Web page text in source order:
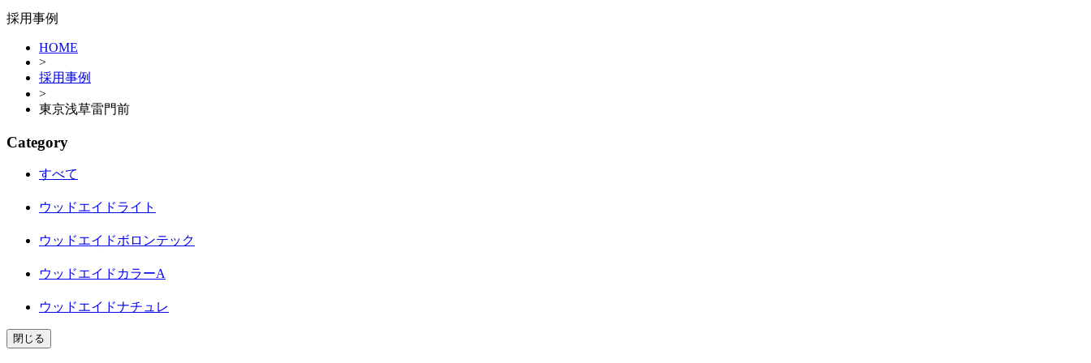
採用事例
HOME
>
採用事例
>
東京浅草雷門前
Category
すべて
ウッドエイドライト
ウッドエイドボロンテック
ウッドエイドカラーA
ウッドエイドナチュレ
閉じる